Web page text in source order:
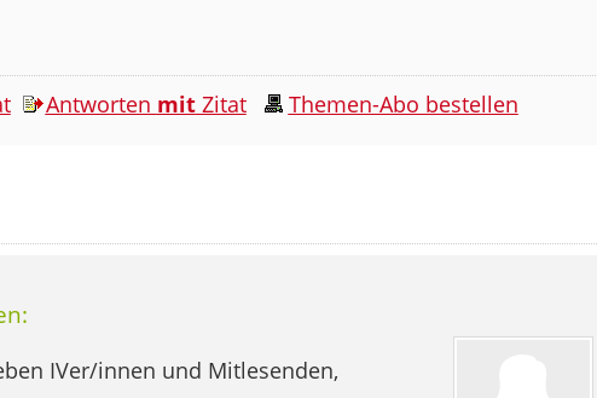
Antworten mitZitat Themen-Abo bestellen
IVer/innen und Mitlesenden,